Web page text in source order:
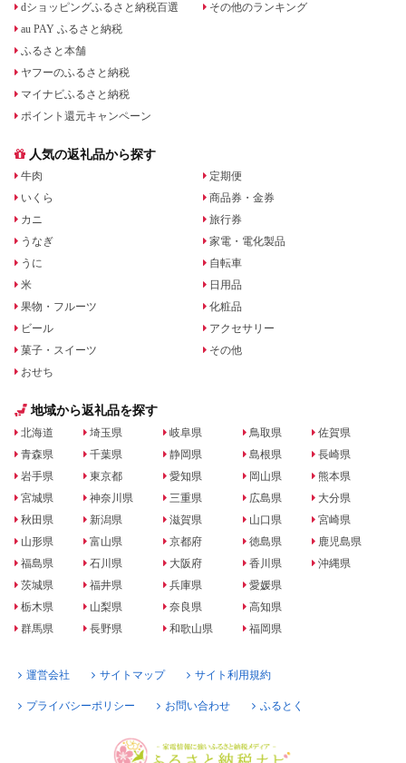
dショッピングふるさと納税百選
au PAY ふるさと納税
ふるさと本舗
ヤフーのふるさと納税
マイナビふるさと納税
ポイント還元キャンペーン
その他のランキング
人気の返礼品から探す
牛肉
いくら
カニ
うなぎ
うに
米
果物・フルーツ
ビール
菓子・スイーツ
おせち
定期便
商品券・金券
旅行券
家電・電化製品
自転車
日用品
化粧品
アクセサリー
その他
地域から返礼品を探す
北海道
青森県
岩手県
宮城県
秋田県
山形県
福島県
茨城県
栃木県
群馬県
埼玉県
千葉県
東京都
神奈川県
新潟県
富山県
石川県
福井県
山梨県
長野県
岐阜県
静岡県
愛知県
三重県
滋賀県
京都府
大阪府
兵庫県
奈良県
和歌山県
鳥取県
島根県
岡山県
広島県
山口県
徳島県
香川県
愛媛県
高知県
福岡県
佐賀県
長崎県
熊本県
大分県
宮崎県
鹿児島県
沖縄県
運営会社 サイトマップ サイト利用規約
プライバシーポリシー お問い合わせ ふるとく